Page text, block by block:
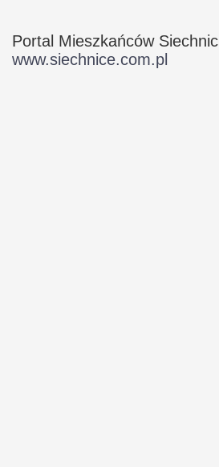
Portal Mieszkańców Siechnic
www.siechnice.com.pl